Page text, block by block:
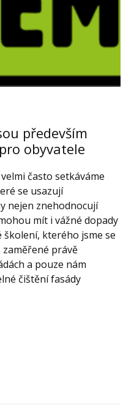
především
obyvatele
často setkáváme
se usazují
nejen znehodnocují
mít i vážné dopady
školení, kterého jsme se
právě
a pouze nám
čištění fasády